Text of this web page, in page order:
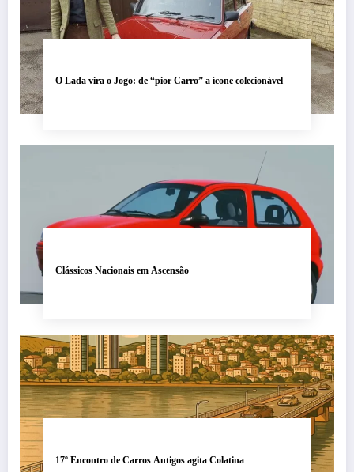
O Lada vira o Jogo: de “pior Carro” a ícone colecionável
Clássicos Nacionais em Ascensão
17º Encontro de Carros Antigos agita Colatina